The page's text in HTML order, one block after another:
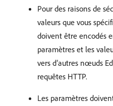
Pour des raisons de
valeurs que vous
doivent être encodés
paramètres et les
vers d’autres nœuds
requêtes HTTP.
Les paramètres